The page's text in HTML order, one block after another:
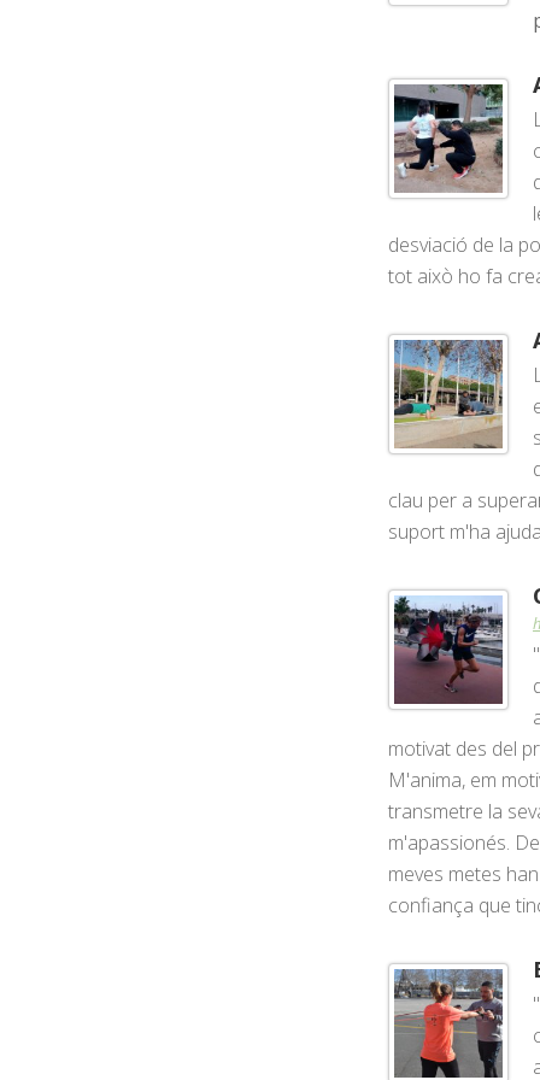
desviació de la
tot això ho fa
clau per a
suport m'ha
motivat des del
M'anima, em
transmetre la
m'apassionés.
meves metes
confiança que